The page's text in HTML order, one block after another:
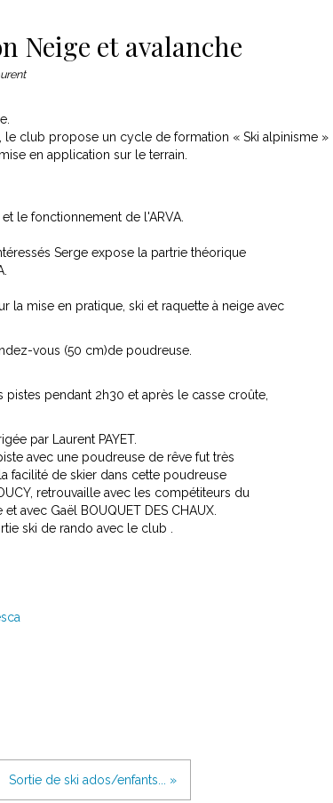
Neige et avalanche
club propose un cycle de formation « Ski alpinisme »
en application sur le terrain.
le fonctionnement de l'ARVA.
Serge expose la partrie théorique
la mise en pratique, ski et raquette à neige avec
vous (50 cm)de poudreuse.
pendant 2h30 et après le casse croûte,
par Laurent PAYET.
avec une poudreuse de rêve fut très
facilité de skier dans cette poudreuse
retrouvaille avec les compétiteurs du
avec Gaël BOUQUET DES CHAUX.
ski de rando avec le club .
Sortie de ski ados/enfants... »